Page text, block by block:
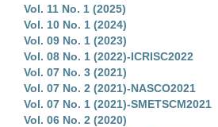
Vol. 11 No. 1 (2025)
Vol. 10 No. 1 (2024)
Vol. 09 No. 1 (2023)
Vol. 08 No. 1 (2022)-ICRISC2022
Vol. 07 No. 3 (2021)
Vol. 07 No. 2 (2021)-NASCO2021
Vol. 07 No. 1 (2021)-SMETSCM2021
Vol. 06 No. 2 (2020)